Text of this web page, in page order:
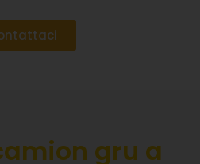
gru a